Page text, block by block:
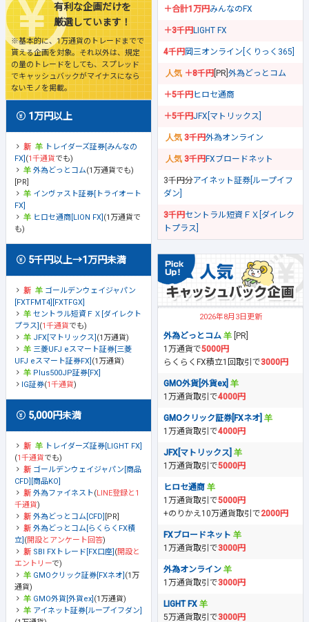
有利な企画だけを
厳選しています！
※基本的に、1万通貨のトレードまでで
貰える企画を対象。それ以外は、規定
の量のトレードをしても、スプレッド
でキャッシュバックがマイナスになら
ないモノを掲載。
1万円以上
トレイダーズ証券[みんなの
FX] (1千通貨でも)
外為どっとコム(1万通貨でも)
[PR]
インヴァスト証券[トライオート
FX]
ヒロセ通商[LION FX] (1万通貨で
も)
5千円以上→1万円未満
ゴールデンウェイジャパン
[FXTFMT4][FXTFGX]
セントラル短資ＦＸ[ダイレクト
プラス] (1千通貨でも)
JFX[マトリックス] (1万通貨)
三菱UFJ eスマート証券[三菱
UFJ eスマート証券FX] (1万通貨)
Plus500JP証券[FX]
IG証券(1千通貨)
5,000円未満
トレイダーズ証券[LIGHT FX]
(1千通貨でも)
ゴールデンウェイジャパン[商品
CFD][商品KO]
外為ファイネスト(LINE登録と1
千通貨)
外為どっとコム[CFD] [PR]
外為どっとコム[らくらくFX積
立] (開設とアンケート回答)
SBI FXトレード[FX口座] (開設と
エントリーで)
GMOクリック証券[FXネオ] (1万
通貨)
GMO外貨[外貨ex] (1万通貨)
アイネット証券[ループイフダン]
＋合計1万円みんなのFX
＋3千円LIGHT FX
4千円岡三オンライン[くりっく365]
＋8千円 [PR] 外為どっとコム
＋5千円ヒロセ通商
＋5千円JFX[マトリックス]
3千円外為オンライン
3千円FXブロードネット
3千円分アイネット証券[ループイフ
ダン]
3千円セントラル短資ＦＸ[ダイレク
トプラス]
2026年8月3日更新
外為どっとコム
[PR]
1万通貨で5000円
らくらくFX積立1回取引で3000円
GMO外貨[外貨ex]
1万通貨取引で4000円
GMOクリック証券[FXネオ]
1万通貨取引で4000円
JFX[マトリックス]
1万通貨取引で5000円
ヒロセ通商
1万通貨取引で5000円
+のりかえ10万通貨取引で2000円
FXブロードネット
1万通貨取引で3000円
外為オンライン
1万通貨取引で3000円
LIGHT FX
5万通貨取引で3000円